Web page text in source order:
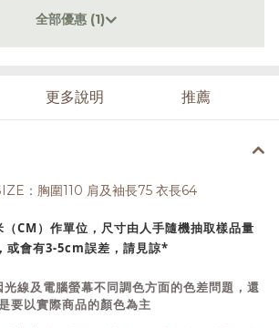
全部優惠 (1)
更多說明 推薦
：胸圍110 肩及袖長75 衣長64
CM）作單位，尺寸由人手隨機抽取樣品量
或會有3-5cm誤差，請見諒*
線及電腦螢幕不同調色方面的色差問題，還
要以實際商品的顏色為主